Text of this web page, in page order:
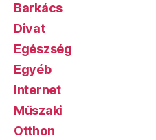
Barkács
Divat
Egészség
Egyéb
Internet
Műszaki
Otthon